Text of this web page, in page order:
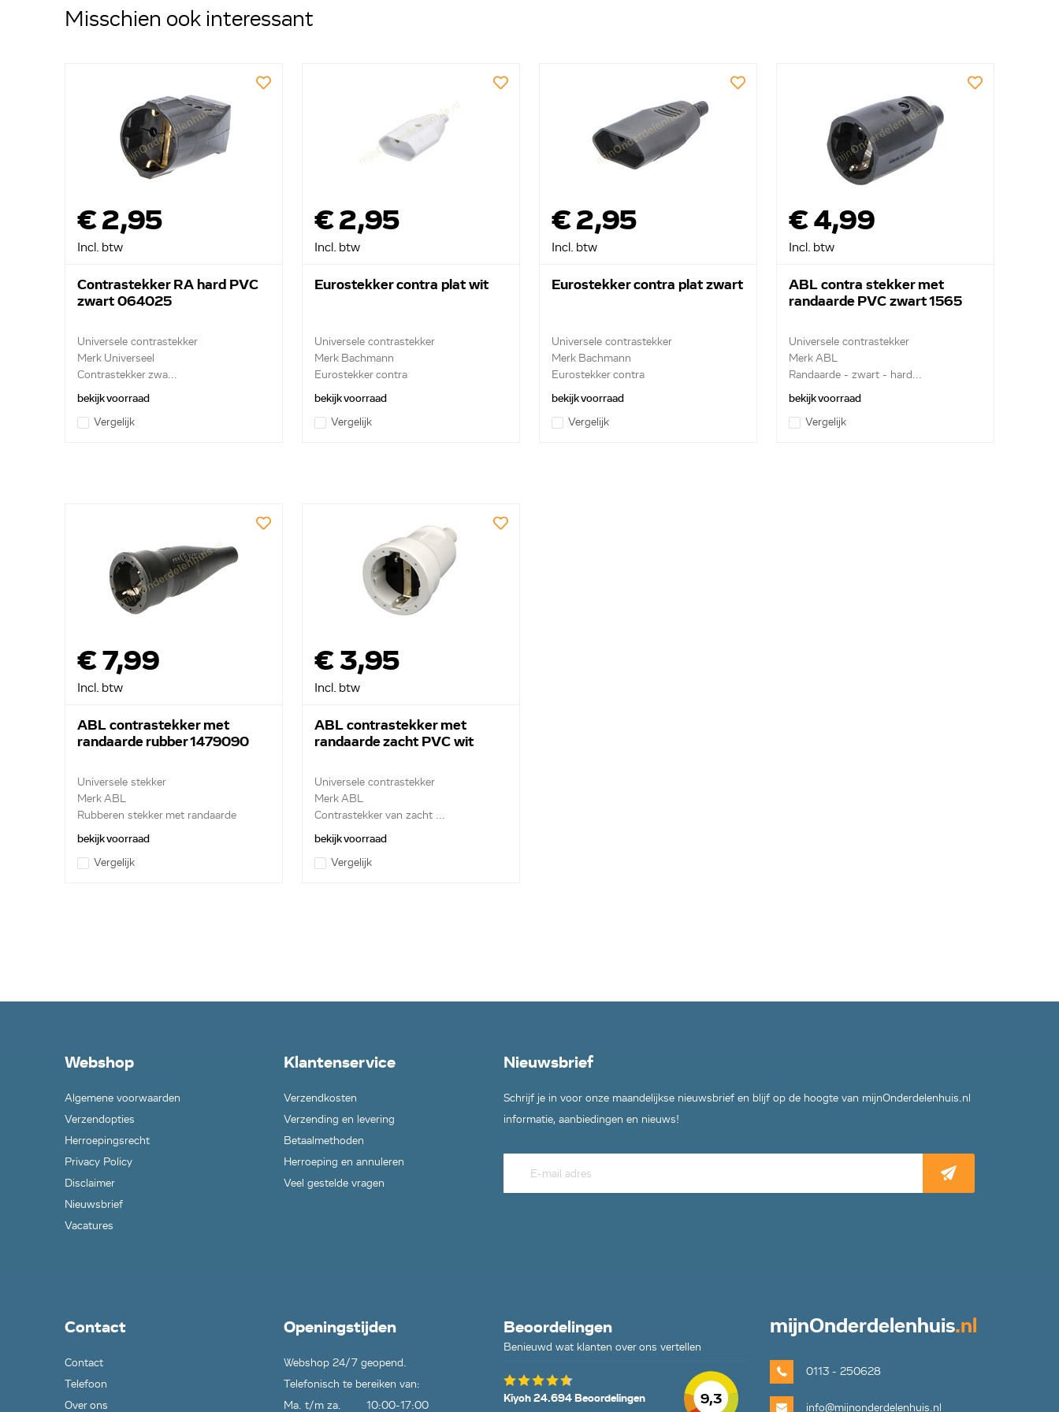
Misschien ook interessant
€ 2,95
Incl. btw
Contrastekker RA hard PVC
zwart 064025
Universele contrastekker
Merk Universeel
Contrastekker zwa...
bekijk voorraad
Vergelijk
€ 2,95
Incl. btw
Eurostekker contra plat wit
Universele contrastekker
Merk Bachmann
Eurostekker contra
bekijk voorraad
Vergelijk
€ 2,95
Incl. btw
Eurostekker contra plat zwart
Universele contrastekker
Merk Bachmann
Eurostekker contra
bekijk voorraad
Vergelijk
€ 4,99
Incl. btw
ABL contra stekker met
randaarde PVC zwart 1565
Universele contrastekker
Merk ABL
Randaarde - zwart - hard...
bekijk voorraad
Vergelijk
€ 7,99
Incl. btw
ABL contrastekker met
randaarde rubber 1479090
Universele stekker
Merk ABL
Rubberen stekker met randaarde
bekijk voorraad
Vergelijk
€ 3,95
Incl. btw
ABL contrastekker met
randaarde zacht PVC wit
Universele contrastekker
Merk ABL
Contrastekker van zacht ...
bekijk voorraad
Vergelijk
Webshop
Algemene voorwaarden
Verzendopties
Herroepingsrecht
Privacy Policy
Disclaimer
Nieuwsbrief
Vacatures
Klantenservice
Verzendkosten
Verzending en levering
Betaalmethoden
Herroeping en annuleren
Veel gestelde vragen
Nieuwsbrief
Schrijf je in voor onze maandelijkse nieuwsbrief en blijf op de hoogte van mijnOnderdelenhuis.nl
informatie, aanbiedingen en nieuws!
Contact
Contact
Telefoon
Over ons
Openingstijden
Webshop 24/7 geopend.
Telefonisch te bereiken van:
Ma. t/m za.
10:00-17:00
Beoordelingen
Benieuwd wat klanten over ons vertellen
9,3
Kiyoh 24.694 Beoordelingen
mijnOnderdelenhuis.nl
0113 - 250628
info@mijnonderdelenhuis.nl